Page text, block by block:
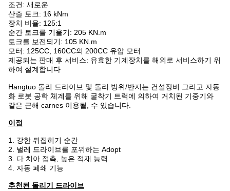
조건: 새로운
산출 토크: 16 kNm
장치 비율: 125:1
순간 토크를 기울기: 205 KN.m
토크를 보전되기: 105 KN.m
모터: 125CC, 160CC의 200CC 유압 모터
제공되는 판매 후 서비스: 유효한 기계장치를 해외로 서비스하기 위
하여 설계합니다
Hangtuo 돌리 드라이브 및 돌리 방위/반지는 건설장비 그리고 자동
화 로봇 공학 체계를 위해 굴착기 트럭에 의하여 거치된 기중기와
같은 근해 carnes 이용될, 수 있습니다.
이점
1. 강한 뒤집히기 순간
2. 벌레 드라이브를 포위하는 Adopt
3. 다 치아 접촉, 높은 적재 능력
4. 자동 폐쇄 기능
추천된 돌리기 드라이브